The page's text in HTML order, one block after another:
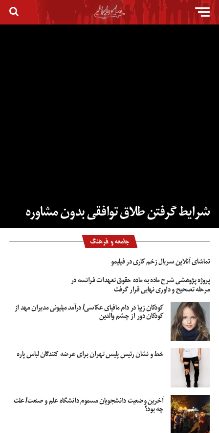
شرایط گرفتن طلاق توافقی بدون مشاوره
جامعه و فرهنگ
تماشای آنلاین سریال زخم کاری در فیلیمو
پروژه پژوهشی شرح ماده به ماده حقوق تعهدات فرانسه در
مرحله تصحیح و داوری نهایی قرار گرفت
کودکان زیبا در دام مافیای عکاسی/ درآمد میلیونی مدیران مهد از
کودکان دور از چشم والدین
خط و نشان رئیس پلیس تهران برای عرضه کنندگان لباس پاره
آخرین وضعیت دانشجویان مسموم دانشگاه علم و صنعت/ علت
چه بود؟